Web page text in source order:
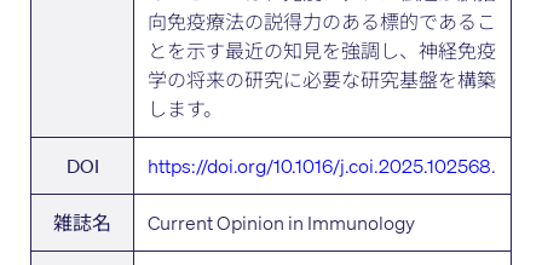
向免疫療法の説得力のある標的であるこ
とを示す最近の知見を強調し、神経免疫
学の将来の研究に必要な研究基盤を構築
します。
DOI https://doi.org/10.1016/j.coi.2025.102568.
雑誌名 Current Opinion in Immunology